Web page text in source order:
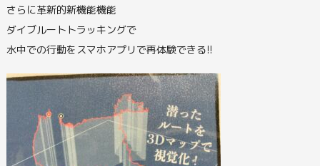
さらに革新的新機能機能
ダイブルートトラッキングで
水中での行動をスマホアプリで再体験できる!!